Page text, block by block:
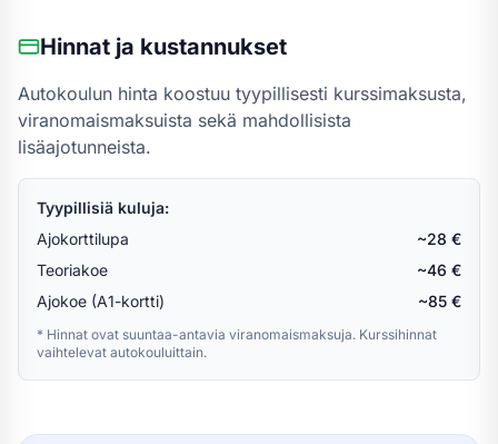
Hinnat ja kustannukset
Autokoulun hinta koostuu tyypillisesti kurssimaksusta,
viranomaismaksuista sekä mahdollisista
lisäajotunneista.
Tyypillisiä kuluja:
Ajokorttilupa
~28 €
Teoriakoe
~46 €
Ajokoe (A1-kortti)
~85 €
* Hinnat ovat suuntaa-antavia viranomaismaksuja. Kurssihinnat
vaihtelevat autokouluittain.